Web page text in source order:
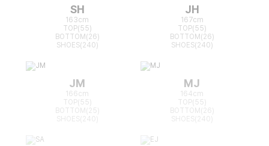
SH
163cm
TOP(55)
BOTTOM(26)
SHOES(240)
JH
167cm
TOP(55)
BOTTOM(26)
SHOES(240)
JM
166cm
TOP(55)
BOTTOM(25)
MJ
164cm
TOP(55)
BOTTOM(26)